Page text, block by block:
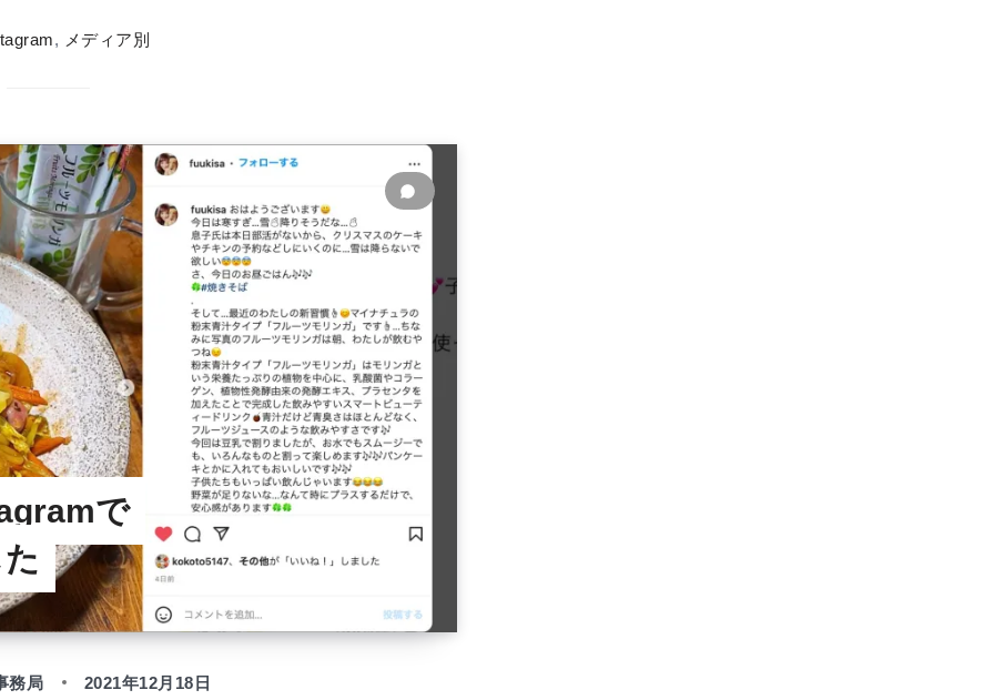
, メディア別
で
務局 2021年12月18日